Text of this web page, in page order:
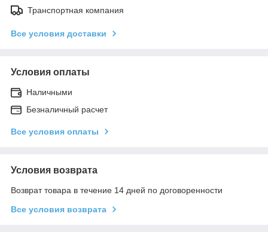
Транспортная компания
Все условия доставки
Условия оплаты
Наличными
Безналичный расчет
Все условия оплаты
Условия возврата
Возврат товара в течение 14 дней по договоренности
Все условия возврата